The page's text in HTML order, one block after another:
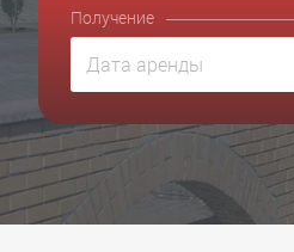
Получение